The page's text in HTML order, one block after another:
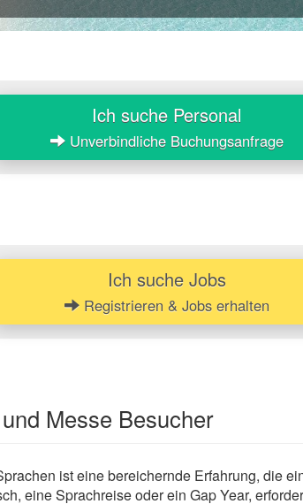
Ich suche Personal
Unverbindliche Buchungsanfrage
Ich suche Jobs
Registrieren & Jobs erhalten
Messe Besucher
ist eine bereichernde Erfahrung, die
eine Sprachreise oder ein Gap Year,